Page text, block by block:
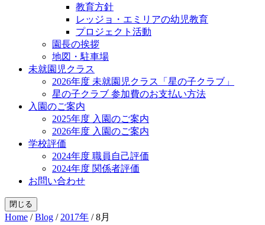
教育方針
レッジョ・エミリアの幼児教育
プロジェクト活動
園長の挨拶
地図・駐車場
未就園児クラス
2026年度 未就園児クラス「星の子クラブ」
星の子クラブ 参加費のお支払い方法
入園のご案内
2025年度 入園のご案内
2026年度 入園のご案内
学校評価
2024年度 職員自己評価
2024年度 関係者評価
お問い合わせ
閉じる
Home /Blog / 2017年 /8月